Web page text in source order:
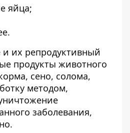
яйца;
их репродуктивный
продукты животного
сено, солома,
методом,
заболевания,